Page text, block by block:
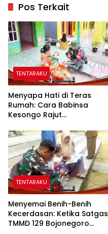
Pos Terkait
TENTARAKU
Menyapa Hati di Teras
Rumah: Cara Babinsa
Kesongo Rajut
Bojonegoro
TENTARAKU
Menyemai Benih-Benih
Kecerdasan: Ketika Satgas
TMMD 129 Bojonegoro